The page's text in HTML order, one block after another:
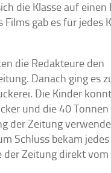
die Klasse auf
gab es für jedes
die Redakteure den
Danach ging es
Die Kinder
und die 40 Tonnen
der Zeitung
Schluss bekam
der Zeitung direkt vom